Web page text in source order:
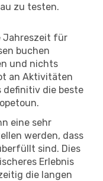
zu testen.
Jahreszeit für
buchen
und nichts
an Aktivitäten
definitiv die beste
eine sehr
werden, dass
sind. Dies
Erlebnis
die langen